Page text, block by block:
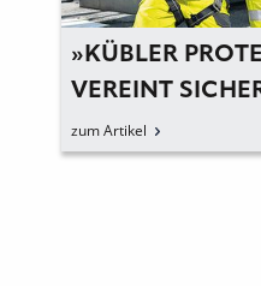
»KÜBLER
VEREINT
KOMFORT
zum Artikel